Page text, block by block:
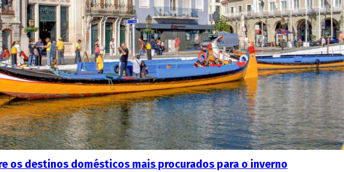
os destinos domésticos mais procurados para o inverno